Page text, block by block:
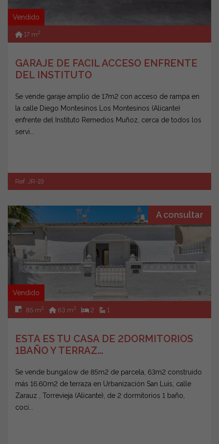
Vendido
17 m2
GARAJE DE FACIL ACCESO ENFRENTE
DEL INSTITUTO
Se vende garaje amplio de 17m2 con acceso de rampa en
la calle Diego Montesinos Los Montesinos (Alicante)
enfrente del Instituto Remedios Muñoz, cerca de todos los
servi...
Ref. JR-19
A consultar
Vendido
85 m2 63 m2 2 1
ESTA ES TU CASA DE 2DORMITORIOS
1BAÑO Y TERRAZ...
Se vende bungalow de 85m2 de parcela, 63m2 construido
más 16.60m2 de terraza en Urbanización San Luis, calle
Zarauz , Torrevieja (Alicante), de 2 dormitorios 1 baño,
coci...